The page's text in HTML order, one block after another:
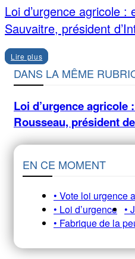
Loi d’urgence agricole :
Sauvaitre, président
Lire plus
DANS LA MÊME
Loi d’urgence agricole
Rousseau, président
EN CE MOMENT
• Vote loi urgence
• Loi d’urgence •
• Fabrique de la